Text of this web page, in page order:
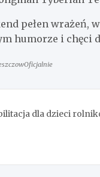
pełen wrażeń,
humorze i chęci
dla dzieci